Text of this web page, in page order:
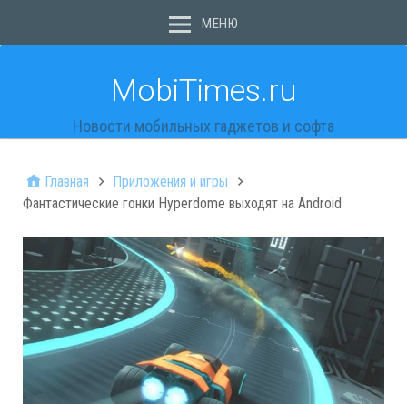
МЕНЮ
MobiTimes.ru
Новости мобильных гаджетов и софта
Главная
Приложения и игры
Фантастические гонки Hyperdome выходят на Android